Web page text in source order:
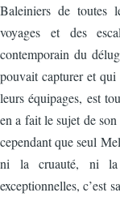
Baleiniers de toutes
voyages et des
contemporain du
pouvait capturer et qui
leurs équipages, est
en a fait le sujet de
cependant que seul
ni la cruauté, ni la
exceptionnelles, c’est